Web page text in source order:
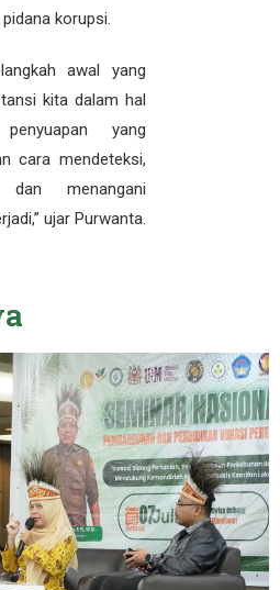
korupsi.
awal yang
kita dalam hal
yang
cara mendeteksi,
dan menangani
ujar Purwanta.